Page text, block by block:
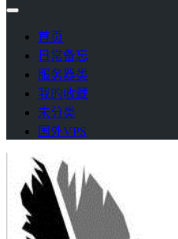
首页
日常备忘
服务器类
我的收藏
未分类
国外VPS